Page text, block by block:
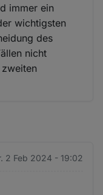
immer ein
wichtigsten
des
nicht
2 Feb 2024 - 19:02